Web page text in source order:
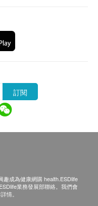
身體內部機能，達
之雜質，草姬
活性成分，啟動細
NMN全方位發揮抗
全面、更極致。
訂閱
成為健康網購 health.ESDlife
業務發展部聯絡。我們會
情。